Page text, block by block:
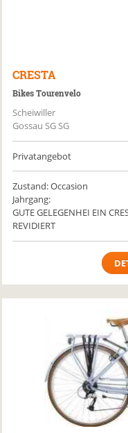
CRESTA
Bikes Tourenvelo
Scheiwiller
Gossau SG SG
Privatangebot
Zustand: Occasion
Jahrgang:
GUTE GELEGENHEI EIN
REVIDIERT